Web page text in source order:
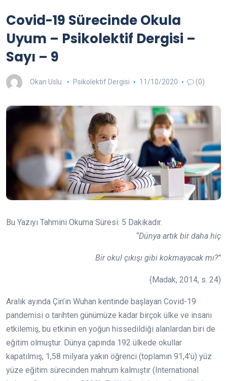
Covid-19 Sürecinde Okula
Uyum – Psikolektif Dergisi –
Sayı – 9
Okan Uslu Psikolektif Dergisi 11/10/2020 (0)
Bu Yazıyı Tahmini Okuma Süresi: 5 Dakikadır.
“Dünya artık bir daha hiç
Bir okul çıkışı gibi kokmayacak mı?”
(Madak, 2014, s. 24)
Aralık ayında Çin’in Wuhan kentinde başlayan Covid-19
pandemisi o tarihten günümüze kadar birçok ülke ve insanı
etkilemiş, bu etkinin en yoğun hissedildiği alanlardan biri de
eğitim olmuştur. Dünya çapında 192 ülkede okullar
kapatılmış, 1,58 milyara yakın öğrenci (toplamın 91,4’ü) yüz
yüze eğitim sürecinden mahrum kalmıştır (International